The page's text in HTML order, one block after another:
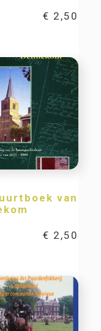
€ 2,50
van
€ 2,50